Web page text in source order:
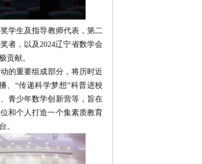
学生及指导教师代表，第二
者，以及2024辽宁省数学会
贡献。
的重要组成部分，将历时近
、“传递科学梦想”科普进校
青少年数学创新营等，旨在
和个人打造一个集素质教育
。